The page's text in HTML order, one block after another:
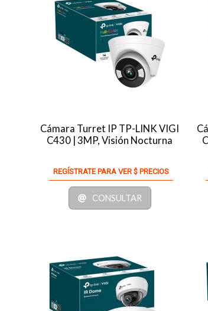
Cámara Turret IP TP-LINK VIGI
C430 | 3MP, Visión Nocturna
REGÍSTRATE PARA VER $ PRECIOS
CONSULTAR